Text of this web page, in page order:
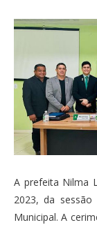
A prefeita Nilma
2023, da
Municipal. A